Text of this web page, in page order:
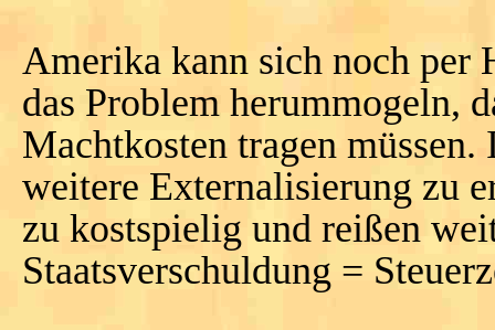
Amerika kann sich noch per
das Problem herummogeln,
Machtkosten tragen
weitere Externalisierung zu
zu kostspielig und reißen
Staatsverschuldung =